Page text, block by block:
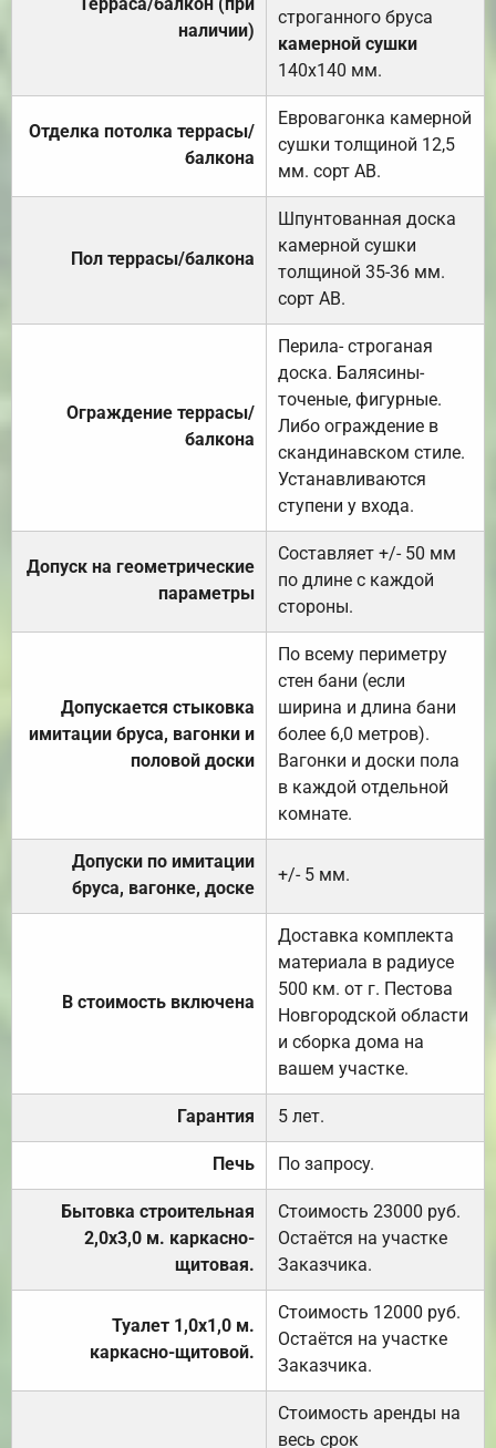
наличии)
строганного бруса
камерной сушки
140х140 мм.
Отделка потолка террасы/
балкона
Евровагонка камерной
сушки толщиной 12,5
мм. сорт АВ.
Пол террасы/балкона
Шпунтованная доска
камерной сушки
толщиной 35-36 мм.
сорт АВ.
Ограждение террасы/
балкона
Перила- строганая
доска. Балясины-
точеные, фигурные.
Либо ограждение в
скандинавском стиле.
Устанавливаются
ступени у входа.
Допуск на геометрические
параметры
Составляет +/- 50 мм
по длине с каждой
стороны.
Допускается стыковка
имитации бруса, вагонки и
половой доски
По всему периметру
стен бани (если
ширина и длина бани
более 6,0 метров).
Вагонки и доски пола
в каждой отдельной
комнате.
Допуски по имитации
бруса, вагонке, доске
+/- 5 мм.
В стоимость включена
Доставка комплекта
материала в радиусе
500 км. от г. Пестова
Новгородской области
и сборка дома на
вашем участке.
Гарантия 5 лет.
Печь По запросу.
Бытовка строительная
2,0х3,0 м. каркасно-
щитовая.
Стоимость 23000 руб.
Остаётся на участке
Заказчика.
Туалет 1,0х1,0 м.
каркасно-щитовой.
Стоимость 12000 руб.
Остаётся на участке
Заказчика.
Стоимость аренды на
весь срок